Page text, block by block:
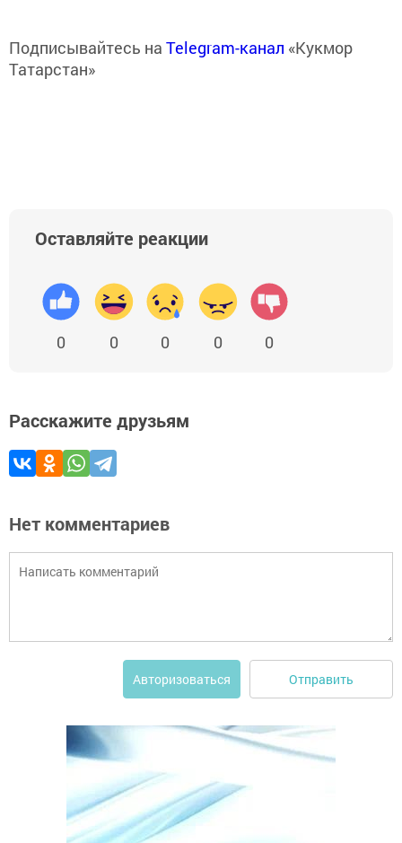
Подписывайтесь на Telegram-канал «Кукмор
Татарстан»
Оставляйте реакции
0 0 0 0 0
Расскажите друзьям
Нет комментариев
Авторизоваться Отправить